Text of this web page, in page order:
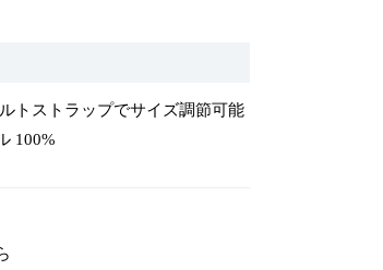
トストラップでサイズ調節可能
100%